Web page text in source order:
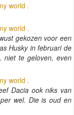
world .
world .
gekozen voor een
Husky in februari de
niet te geloven, even
world .
Dacia ook niks van
wel. Die is oud en